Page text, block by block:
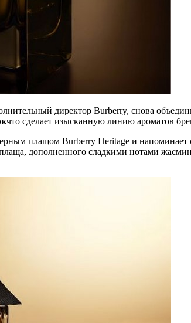
директор Burberry, снова
что сделает изысканную линию ароматов
плащом Burberry Heritage и
дополненного сладкими нотами